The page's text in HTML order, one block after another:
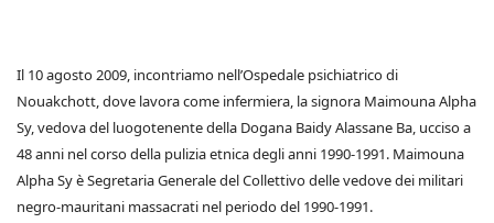
Il 10 agosto 2009, incontriamo nell’Ospedale psichiatrico di
Nouakchott, dove lavora come infermiera, la signora Maimouna Alpha
Sy, vedova del luogotenente della Dogana Baidy Alassane Ba, ucciso a
48 anni nel corso della pulizia etnica degli anni 1990-1991. Maimouna
Alpha Sy è Segretaria Generale del Collettivo delle vedove dei militari
negro-mauritani massacrati nel periodo del 1990-1991.